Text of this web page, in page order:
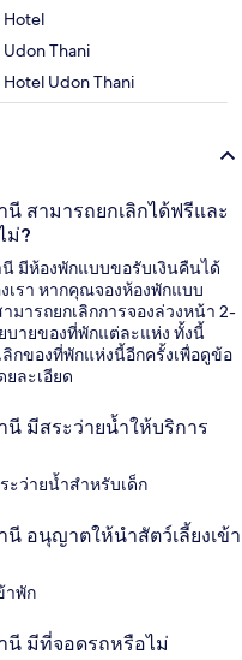
Hotel
Thani
Udon Thani
นี สามารถยกเลิกได้ฟรีและ
ม่?
นี มีห้องพักแบบขอรับเงินคืนได้
เรา หากคุณจองห้องพักแบบ
ารถยกเลิกการจองล่วงหน้า 2-
ายของที่พักแต่ละแห่ง ทั้งนี้
กของที่พักแห่งนี้อีกครั้งเพื่อดูข้อ
ละเอียด
นี มีสระว่ายน้ำให้บริการ
ะว่ายน้ำสำหรับเด็ก
นี อนุญาตให้นำสัตว์เลี้ยงเข้า
าพัก
นี มีที่จอดรถหรือไม่